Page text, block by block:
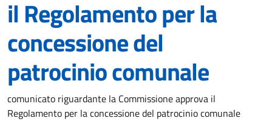
il Regolamento per la
concessione del
patrocinio comunale
Dettagli della notizia
comunicato riguardante la Commissione approva il
Regolamento per la concessione del patrocinio comunale